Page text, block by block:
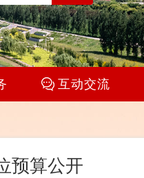
互动交流
预算公开